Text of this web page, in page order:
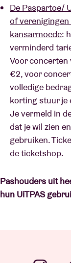
De Paspartoe/
of
kansarmoede:
verminderd
Voor concerten
€2, voor
volledige
korting stuur je
Je vermeld in
dat je wil zien
gebruiken.
de ticketshop.
Pashouders uit
hun UiTPAS